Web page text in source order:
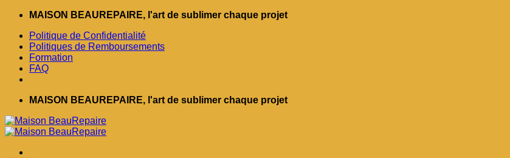
Passer
contenu
MAISON BEAUREPAIRE, l'art de sublimer chaque projet
Politique de Confidentialité
Politiques de Remboursements
Formation
FAQ
MAISON BEAUREPAIRE, l'art de sublimer chaque projet